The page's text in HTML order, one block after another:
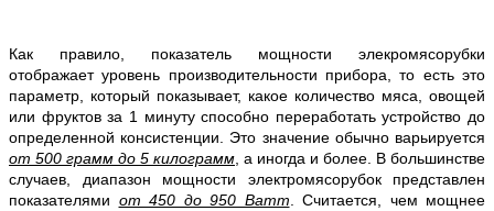
Как правило, показатель мощности элекромясорубки
отображает уровень производительности прибора, то есть это
параметр, который показывает, какое количество мяса, овощей
или фруктов за 1 минуту способно переработать устройство до
определенной консистенции. Это значение обычно варьируется
от 500 грамм до 5 килограмм, а иногда и более. В большинстве
случаев, диапазон мощности электромясорубок представлен
показателями от 450 до 950 Ватт. Считается, чем мощнее